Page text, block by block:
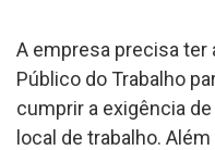
A empresa precisa
Público do Trabalho
cumprir a exigência
local de trabalho.